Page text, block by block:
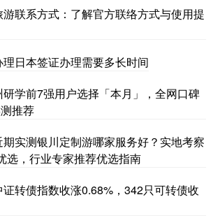
联系方式：了解官方联络方式与使用提
日本签证办理需要多长时间
学前7强用户选择「本月」，全网口碑
推荐
实测银川定制游哪家服务好？实地考察
选，行业专家推荐优选指南
转债指数收涨0.68%，342只可转债收